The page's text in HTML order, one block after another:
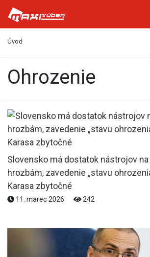
Úvod
ohrozenie
Slovensko má dostatok nástrojov
hrozbám, zavedenie „stavu
Karasa zbytočné
11. marec 2026 242